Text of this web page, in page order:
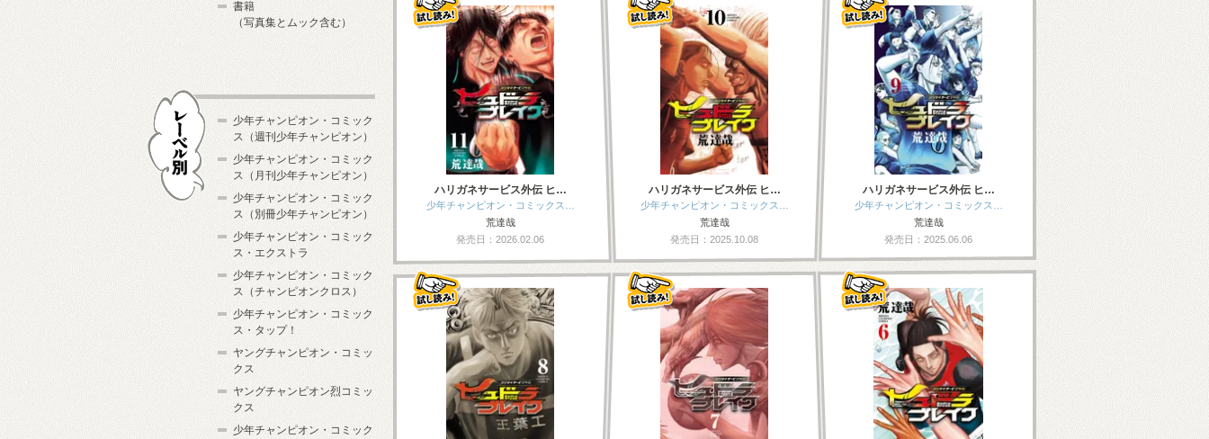
ハリガネサービス外伝 ヒ…
少年チャンピオン・コミックス…
荒達哉
発売日：2026.02.06
ハリガネサービス外伝 ヒ…
少年チャンピオン・コミックス…
荒達哉
発売日：2025.10.08
ハリガネサービス外伝 ヒ…
少年チャンピオン・コミックス…
荒達哉
発売日：2025.06.06
書籍
（写真集とムック含む）
少年チャンピオン・コミック
ス（週刊少年チャンピオン）
少年チャンピオン・コミック
ス（月刊少年チャンピオン）
少年チャンピオン・コミック
ス（別冊少年チャンピオン）
少年チャンピオン・コミック
ス・エクストラ
少年チャンピオン・コミック
ス（チャンピオンクロス）
少年チャンピオン・コミック
ス・タップ！
ヤングチャンピオン・コミッ
クス
ヤングチャンピオン烈コミッ
クス
少年チャンピオン・コミック